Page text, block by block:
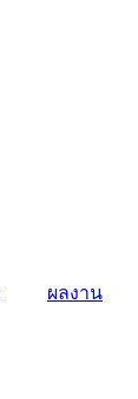
ผลงาน